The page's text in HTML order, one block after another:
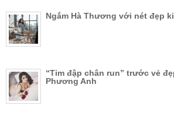
Ngắm Hà Thương với nét đẹp
“Tim đập chân run” trước vẻ
Phương Anh